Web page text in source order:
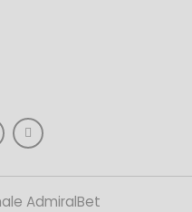
AdmiralBet